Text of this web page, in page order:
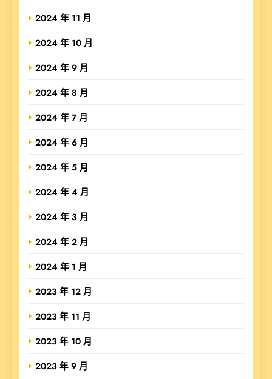
2024 年 11 月
2024 年 10 月
2024 年 9 月
2024 年 8 月
2024 年 7 月
2024 年 6 月
2024 年 5 月
2024 年 4 月
2024 年 3 月
2024 年 2 月
2024 年 1 月
2023 年 12 月
2023 年 11 月
2023 年 10 月
2023 年 9 月